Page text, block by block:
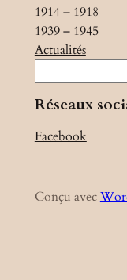
1914 – 1918
1939 – 1945
Actualités
e
c
e
h
Réseaux
Facebook
Conçu avec